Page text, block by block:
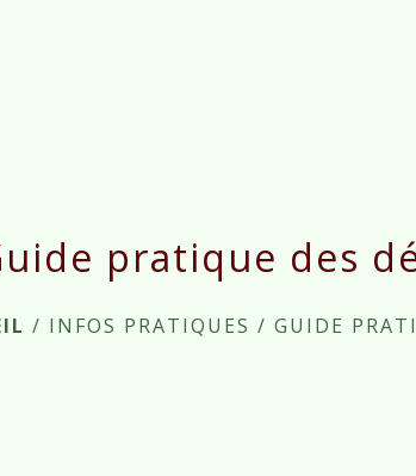
pratique des
/ INFOS PRATIQUES / GUIDE